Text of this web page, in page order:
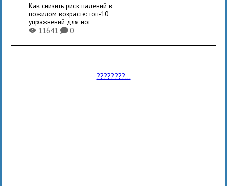
Как снизить риск падений в
пожилом возрасте: топ-10
упражнений для ног
X11641K0
????????...